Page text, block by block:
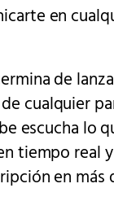
en
de
cualquier
escucha lo
tiempo real
en más